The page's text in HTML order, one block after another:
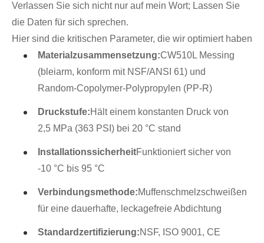
Verlassen Sie sich nicht nur auf mein Wort; Lassen Sie
die Daten für sich sprechen.
Hier sind die kritischen Parameter, die wir optimiert haben
Materialzusammensetzung:CW510L Messing
(bleiarm, konform mit NSF/ANSI 61) und
Random-Copolymer-Polypropylen (PP-R)
Druckstufe:Hält einem konstanten Druck von
2,5 MPa (363 PSI) bei 20 °C stand
InstallationssicherheitFunktioniert sicher von
-10 °C bis 95 °C
Verbindungsmethode:Muffenschmelzschweißen
für eine dauerhafte, leckagefreie Abdichtung
Standardzertifizierung:NSF, ISO 9001, CE